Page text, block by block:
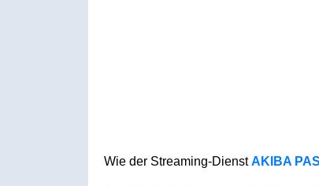
Wie der Streaming-DienstAKIBA